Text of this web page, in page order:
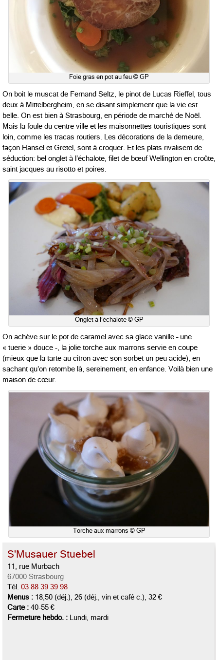
Foie gras en pot au feu © GP
On boit le muscat de Fernand Seltz, le pinot de Lucas Rieffel, tous
deux à Mittelbergheim, en se disant simplement que la vie est
belle. On est bien à Strasbourg, en période de marché de Noël.
Mais la foule du centre ville et les maisonnettes touristiques sont
loin, comme les tracas routiers. Les décorations de la demeure,
façon Hansel et Gretel, sont à croquer. Et les plats rivalisent de
séduction: bel onglet à l’échalote, filet de bœuf Wellington en croûte,
saint jacques au risotto et poires.
Onglet à l’échalote © GP
On achève sur le pot de caramel avec sa glace vanille – une
« tuerie » douce -, la jolie torche aux marrons servie en coupe
(mieux que la tarte au citron avec son sorbet un peu acide), en
sachant qu’on retombe là, sereinement, en enfance. Voilà bien une
maison de cœur.
Torche aux marrons © GP
S'Musauer Stuebel
11, rue Murbach
67000 Strasbourg
Tél. 03 88 39 39 98
Menus : 18,50 (déj.), 26 (déj., vin et café c.), 32 €
Carte : 40-55 €
Fermeture hebdo. : Lundi, mardi